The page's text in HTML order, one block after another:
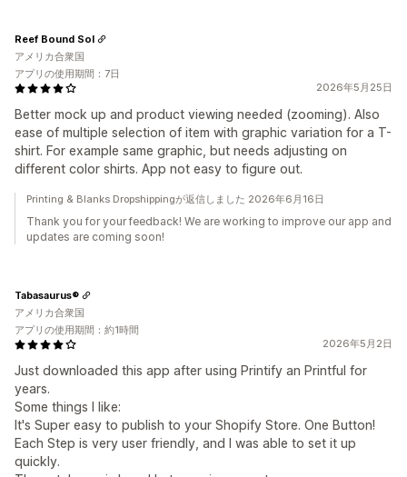
2026年5月25日
Better mock up and product viewing needed (zooming). Also
ease of multiple selection of item with graphic variation for a T-
shirt. For example same graphic, but needs adjusting on
different color shirts. App not easy to figure out.
Reef Bound Sol
アメリカ合衆国
アプリの使用期間：7日
Printing & Blanks Dropshippingが返信しました 2026年6月16日
Thank you for your feedback! We are working to improve our app and
updates are coming soon!
2026年5月2日
Just downloaded this app after using Printify an Printful for
years.
Some things I like:
It's Super easy to publish to your Shopify Store. One Button!
Each Step is very user friendly, and I was able to set it up
quickly.
Tabasaurus®
アメリカ合衆国
アプリの使用期間：約1時間